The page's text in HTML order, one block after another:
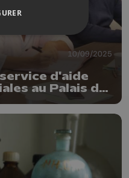
10/09/2025
d'aide
au Palais de